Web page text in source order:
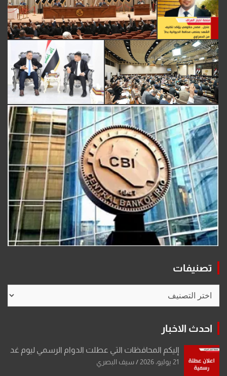
تصنيفات
احدث الاخبار
إليكم المحافظات التي عطلت الدوام الرسمي ليوم غد
21 يوليو، 2026 سيف البصري